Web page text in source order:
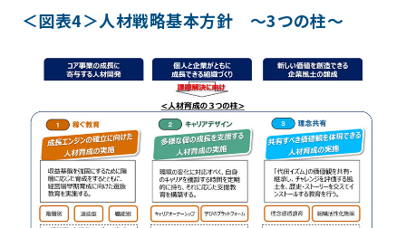
＜図表4＞人材戦略基本方針 ～3つの柱～